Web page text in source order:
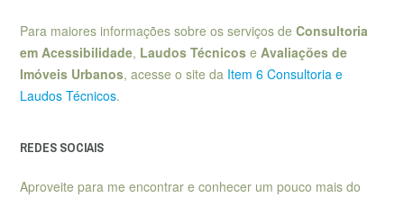
Para maiores informações sobre os serviços de Consultoria
em Acessibilidade, Laudos Técnicos e Avaliações de
Imóveis Urbanos, acesse o site da Item 6 Consultoria e
Laudos Técnicos.
REDES SOCIAIS
Aproveite para me encontrar e conhecer um pouco mais do